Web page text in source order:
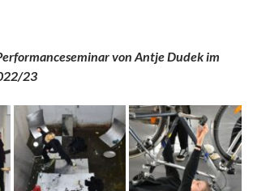
von Antje Dudek im
23